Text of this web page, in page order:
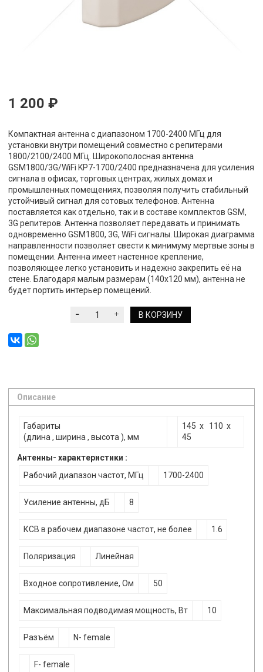
1 200 ₽
Компактная антенна c диапазоном 1700-2400 МГц для
установки внутри помещений совместно с репитерами
1800/2100/2400 МГц. Широкополосная антенна
GSM1800/3G/WiFi KP7-1700/2400 предназначена для усиления
сигнала в офисах, торговых центрах, жилых домах и
промышленных помещениях, позволяя получить стабильный
устойчивый сигнал для сотовых телефонов. Антенна
поставляется как отдельно, так и в составе комплектов GSM,
3G репитеров. Антенна позволяет передавать и принимать
одновременно GSM1800, 3G, WiFi сигналы. Широкая диаграмма
направленности позволяет свести к минимуму мертвые зоны в
помещении. Антенна имеет настенное крепление,
позволяющее легко установить и надежно закрепить её на
стене. Благодаря малым размерам (140х120 мм), антенна не
будет портить интерьер помещений.
В КОРЗИНУ
Описание
Габариты
(длина , ширина , высота ), мм
145 x 110 x
45
Антенны- характеристики :
Рабочий диапазон частот, МГц
1700-2400
Усиление антенны, дБ 8
КСВ в рабочем диапазоне частот, не более 1.6
Поляризация Линейная
Входное сопротивление, Ом 50
Максимальная подводимая мощность, Вт 10
Разъём N- female
F- female